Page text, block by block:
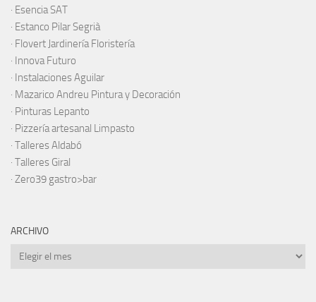
· Esencia SAT
· Estanco Pilar Segrià
· Flovert Jardinería Floristería
· Innova Futuro
· Instalaciones Aguilar
· Mazarico Andreu Pintura y Decoración
· Pinturas Lepanto
· Pizzería artesanal Limpasto
· Talleres Aldabó
· Talleres Giral
· Zero39 gastro>bar
ARCHIVO
Archivo